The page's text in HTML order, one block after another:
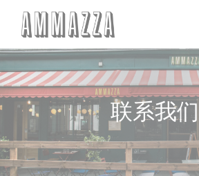
Cookie管理面板
联系我们